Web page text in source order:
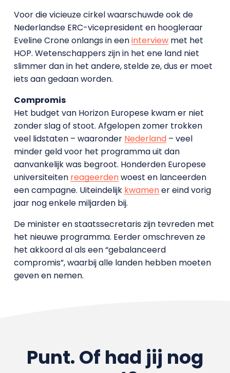
Voor die vicieuze cirkel waarschuwde ook de
Nederlandse ERC-vicepresident en hoogleraar
Eveline Crone onlangs in eeninterviewmet het
HOP. Wetenschappers zijn in het ene land niet
slimmer dan in het andere, stelde ze, dus er moet
iets aan gedaan worden.
Compromis
Het budget van Horizon Europese kwam er niet
zonder slag of stoot. Afgelopen zomer trokken
veel lidstaten – waaronder Nederland– veel
minder geld voor het programma uit dan
aanvankelijk was begroot. Honderden Europese
universiteiten reageerdenwoest en lanceerden
een campagne. Uiteindelijk kwamener eind vorig
jaar nog enkele miljarden bij.
De minister en staatssecretaris zijn tevreden met
het nieuwe programma. Eerder omschreven ze
het akkoord al als een “gebalanceerd
compromis”, waarbij alle landen hebben moeten
geven en nemen.
Punt. Of had jij nog